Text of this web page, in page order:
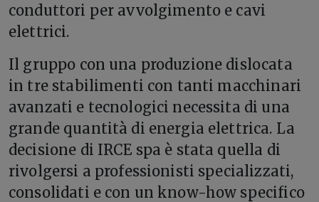
conduttori per avvolgimento e cavi
elettrici.
Il gruppo con una produzione dislocata
in tre stabilimenti con tanti macchinari
avanzati e tecnologici necessita di una
grande quantità di energia elettrica. La
decisione di IRCE spa è stata quella di
rivolgersi a professionisti specializzati,
consolidati e con un know-how specifico